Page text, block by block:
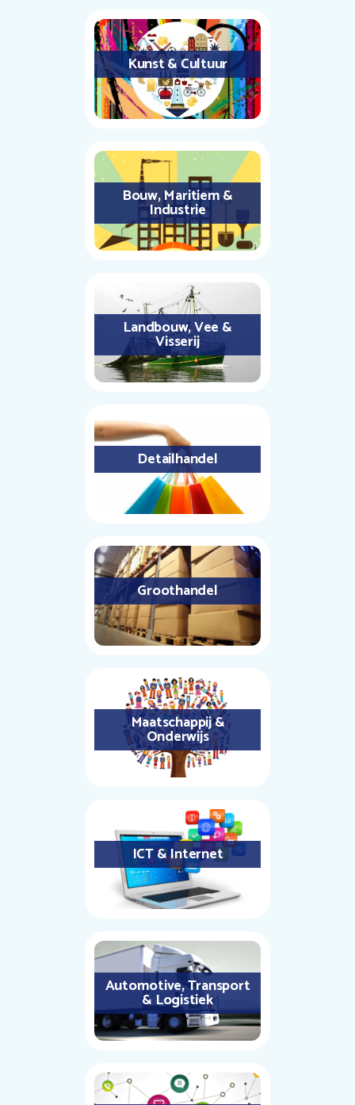
Kunst & Cultuur
Bouw, Maritiem &
Industrie
Landbouw, Vee &
Visserij
Detailhandel
Groothandel
Maatschappij &
Onderwijs
ICT & Internet
Automotive, Transport
& Logistiek